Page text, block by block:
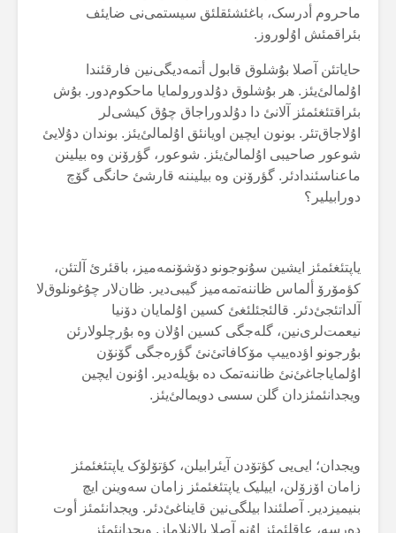
ماحروم أدرسک، باغئشئقلئق سیستمی‌نی ضایئف
بئراقمئش اوُلوروز.
حایاتئن آصلا بۇشلوق قابول أتمەدیگی‌نین فارقئندا
اۇلمالئ‌یئز. هر بۇشلوق دۇلدورولمایا ماحکوم‌دور. بۇش
بئراقتئغئمئز آلانئ دا دۇلدوراجاق چۇق کیشی‌لر
اۇلاجاق‌تئر. بونون ایچین اویانئق اۇلمالئ‌یئز. بوندان دۇلایئ
شوعور صاحیبی اۇلمالئ‌یئز. شوعور، گؤرۆنن وە بیلینن
ماعناسئندادئر. گؤرۆنن وە بیلیننە قارشئ حانگی گۆچ
دورابیلیر؟
یاپتئغئمئز ایشین سۇنوجونو دۆشۆنمەمیز، باقئرئ آلتئن،
کؤمۆرۆ ألماس ظاننەتمەمیز گیبی‌دیر. ظان‌لار چۇغونلوق‌لا
آلداتئجئ‌دئر. قالئجئلئغئ کسین اۇلمایان دۆنیا
نیعمت‌لری‌نین، گلەجگی کسین اۇلان وە بۇرچلولارئن
بۇرجونو اؤدەییپ مۆکافاتئ‌نئ گؤرەجگی گۆنۆن
اۇلمایاجاغئ‌نئ ظاننەتمک دە بؤیلەدیر. اۇنون ایچین
ویجدانئمئزدان گلن سسی دویمالئ‌یئز.
ویجدان؛ ایی‌یی کؤتۆدن آیئرابیلن، کؤتۆلۆک یاپتئغئمئز
زامان اۆزۆلن، اییلیک یاپتئغئمئز زامان سەوینن ایچ
بنیمیزدیر. آصلئندا بیلگی‌نین قایناغئ‌دئر. ویجدانئمئز أوت
دەرسە، عاقلئمئز اوُنو آصلا یالانلاماز. ویجدانئمئز